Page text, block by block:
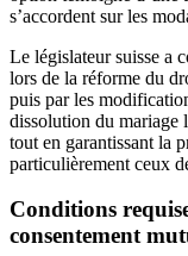
s’accordent sur les
Le législateur suisse a
lors de la réforme du
puis par les
dissolution du mariage
tout en garantissant la
particulièrement ceux
Conditions
consentement